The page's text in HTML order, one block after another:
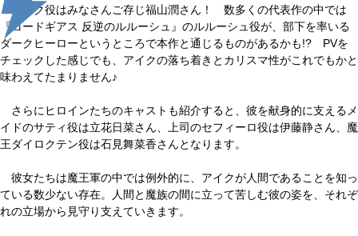
アイク役はみなさんご存じ福山潤さん！ 数多くの代表作の中では
『コードギアス 反逆のルルーシュ』のルルーシュ役が、部下を率いる
ダークヒーローというところで本作と通じるものがあるかも!? PVを
チェックした感じでも、アイクの落ち着きとカリスマ性がこれでもかと
味わえてたまりません♪
さらにヒロインたちのキャストも紹介すると、彼を献身的に支えるメ
イドのサティ役は立花日菜さん、上司のセフィーロ役は伊藤静さん、魔
王ダイロクテン役は石見舞菜香さんとなります。
彼女たちは魔王軍の中では例外的に、アイクが人間であることを知っ
ている数少ない存在。人間と魔族の間に立って苦しむ彼の姿を、それぞ
れの立場から見守り支えていきます。